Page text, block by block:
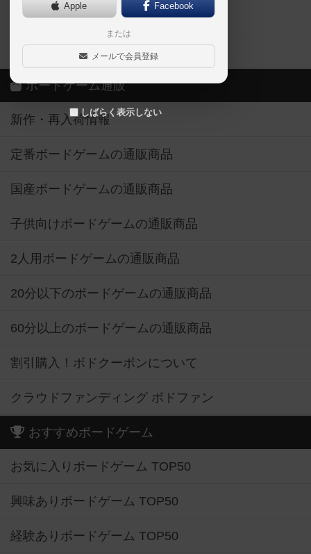
Apple Facebook
または
メールで会員登録
しばらく表示しない
ボードゲーム業界コラム
ボドゲーマご利用案内
ボードゲーム通販
新作・再入荷情報
定番ボードゲームの通販商品
国産ボードゲームの通販商品
子供向けボードゲームの通販商品
2人用ボードゲームの通販商品
20分以下のボードゲームの通販商品
60分以上のボードゲームの通販商品
割引購入！ボドクーポンについて
クラウドファンディング ボドファン
おすすめボードゲーム
お気に入りボードゲーム TOP50
興味ありボードゲーム TOP50
経験ありボードゲーム TOP50